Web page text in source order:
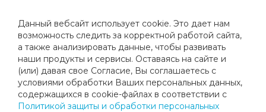
Данный вебсайт использует cookie. Это дает нам
возможность следить за корректной работой сайта,
а также анализировать данные, чтобы развивать
наши продукты и сервисы. Оставаясь на сайте и
(или) давая свое Согласие, Вы соглашаетесь с
условиями обработки Ваших персональных данных,
содержащихся в cookie-файлах в соответствии с
Политикой защиты и обработки персональных
БОЛЬШОЙ ДЕСАНТ НА ТУРНИРАХ В
МОСКОВСКОЙ ОБЛАСТИ